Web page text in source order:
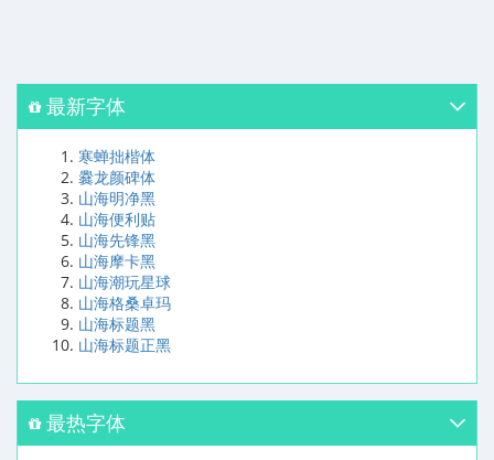
最新字体
寒蝉拙楷体
爨龙颜碑体
山海明净黑
山海便利贴
山海先锋黑
山海摩卡黑
山海潮玩星球
山海格桑卓玛
山海标题黑
山海标题正黑
最热字体